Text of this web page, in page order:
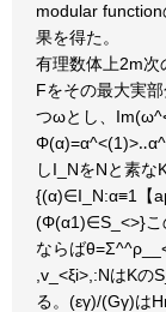
modular
果を得た。
有理数体上2m次
Fをその最大実
つωとし、
しI_NをNと素な
{(α)∈I_N:α≡1【
(Φ(α1)∈S_<>}こ
ならば
,v_<ξi>,:NはKの
る。(εγ)/(Gγ)は